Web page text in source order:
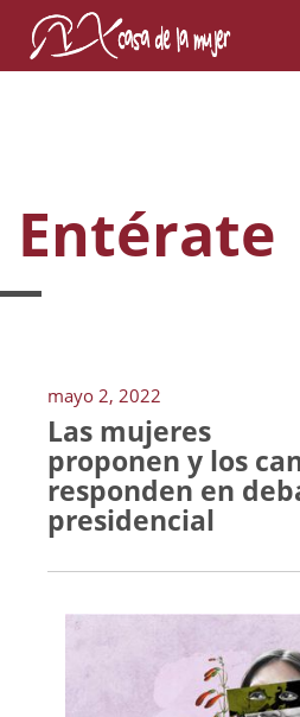
Entérate
mayo 2, 2022
Las mujeres
proponen y los
responden en
presidencial